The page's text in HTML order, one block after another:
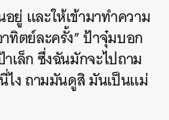
อยู่ และให้เข้ามาทำความ
ทิตย์ละครั้ง” ป้าจุ๋มบอก
เล็ก ซึ่งฉันมักจะไปถาม
ไง ถามมันดูสิ มันเป็นแม่
LINE EMAIL